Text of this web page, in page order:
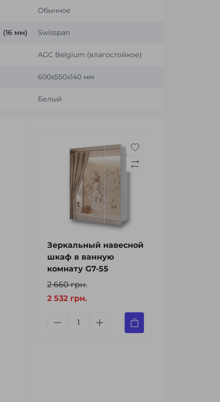
Обычное
мм) Swisspan
AGC Belgium (влагостойкое)
600x550x140 мм
Белый
Зеркальный навесной
шкаф в ванную
комнату G7-55
2 660 грн.
2 532 грн.